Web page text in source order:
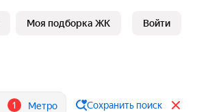
Моя подборка ЖК Войти
1 Метро Сохранить поиск